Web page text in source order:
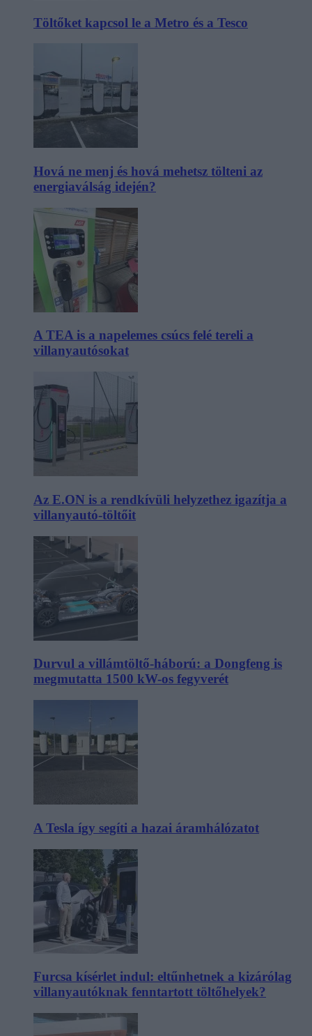
Töltőket kapcsol le a Metro és a Tesco
Hová ne menj és hová mehetsz tölteni az
energiaválság idején?
A TEA is a napelemes csúcs felé tereli a
villanyautósokat
Az E.ON is a rendkívüli helyzethez igazítja a
villanyautó-töltőit
Durvul a villámtöltő-háború: a Dongfeng is
megmutatta 1500 kW-os fegyverét
A Tesla így segíti a hazai áramhálózatot
Furcsa kísérlet indul: eltűnhetnek a kizárólag
villanyautóknak fenntartott töltőhelyek?